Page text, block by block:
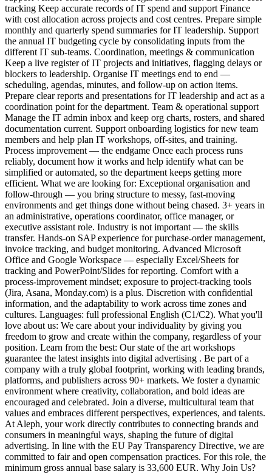
tracking Keep accurate records of IT spend and support Finance
with cost allocation across projects and cost centres. Prepare simple
monthly and quarterly spend summaries for IT leadership. Support
the annual IT budgeting cycle by consolidating inputs from the
different IT sub-teams. Coordination, meetings & communication
Keep a live register of IT projects and initiatives, flagging delays or
blockers to leadership. Organise IT meetings end to end —
scheduling, agendas, minutes, and follow-up on action items.
Prepare clear reports and presentations for IT leadership and act as a
coordination point for the department. Team & operational support
Manage the IT admin inbox and keep org charts, rosters, and shared
documentation current. Support onboarding logistics for new team
members and help plan IT workshops, off-sites, and training.
Process improvement — the endgame Once each process runs
reliably, document how it works and help identify what can be
simplified or automated, so the department keeps getting more
efficient. What we are looking for: Exceptional organisation and
follow-through — you bring structure to messy, fast-moving
environments and get things done without being chased. 3+ years in
an administrative, operations coordinator, office manager, or
executive assistant role. Industry is not important — the skills
transfer. Hands-on SAP experience for purchase-order management,
invoice tracking, and budget monitoring. Advanced Microsoft
Office and Google Workspace — especially Excel/Sheets for
tracking and PowerPoint/Slides for reporting. Comfort with a
process-improvement mindset; exposure to project-tracking tools
(Jira, Asana, Monday.com) is a plus. Discretion with confidential
information, and the adaptability to work across time zones and
cultures. Languages: full professional English (C1/C2). What you'll
love about us: We care about your individuality by giving you
freedom to grow and create within the company, regardless of your
position. Learn from the best: Our state of the art workshops
guarantee the latest insights into digital advertising . Be part of a
company with a truly global footprint, working with leading brands,
platforms, and publishers across 90+ markets. We foster a dynamic
environment where creativity, collaboration, and bold ideas are
encouraged and celebrated. Join a diverse, multicultural team that
values and embraces different perspectives, experiences, and talents.
At Aleph, your work directly contributes to connecting brands and
consumers in meaningful ways, shaping the future of digital
advertising. In line with the EU Pay Transparency Directive, we are
committed to fair and open compensation practices. For this role, the
minimum gross annual base salary is 33,600 EUR. Why Join Us?